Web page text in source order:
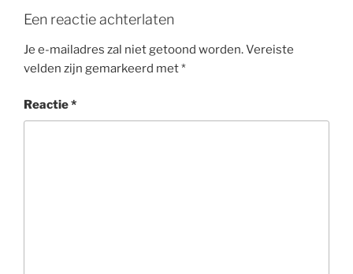
Een reactie achterlaten
Je e-mailadres zal niet getoond worden.Vereiste
velden zijn gemarkeerd met*
Reactie*